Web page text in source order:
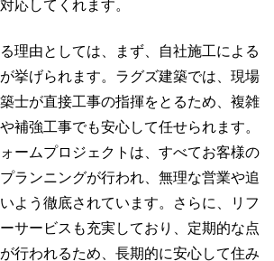
応してくれます。
理由としては、まず、自社施工による
挙げられます。ラグズ建築では、現場
士が直接工事の指揮をとるため、複雑
補強工事でも安心して任せられます。
ームプロジェクトは、すべてお客様の
ランニングが行われ、無理な営業や追
よう徹底されています。さらに、リフ
サービスも充実しており、定期的な点
行われるため、長期的に安心して住み